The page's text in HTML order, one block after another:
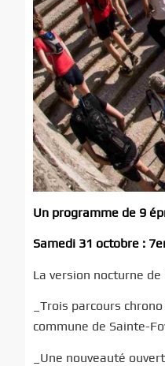
Un programme de 9
Samedi 31 octobre :
La version nocturne
_Trois parcours
commune de Sainte-
_Une nouveauté